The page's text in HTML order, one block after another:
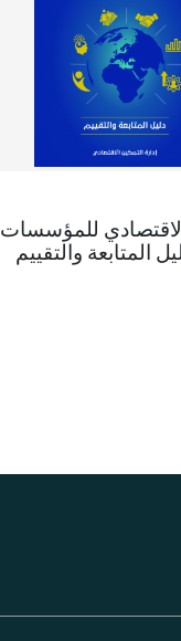
للمؤسسات
المتابعة والتقييم